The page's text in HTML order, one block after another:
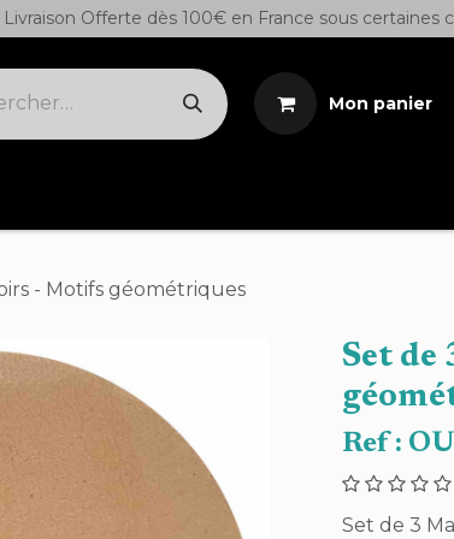
Livraison Offerte dès 100€ en France sous certaines
Mon panier
- Motifs géométriques
Set
Ref :
Set de 3